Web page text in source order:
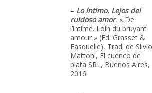
– Lo íntimo. Lejos del
ruidoso amor, « De
l’intime. Loin du bruyant
amour » (Ed. Grasset &
Fasquelle), Trad. de Silvio
Mattoni, El cuenco de
plata SRL, Buenos Aires,
2016